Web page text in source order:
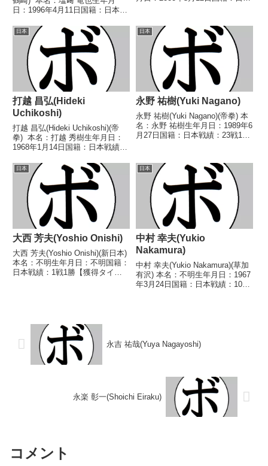
日：1996年4月11日国籍：日本戦
ル】なし 【戦歴】2016/07/18
○4R判定 2-0(40-37、39-38、3...
パーフェザー級新人王 【戦歴】
2018/07/15 ...
日本
打越 昌弘(Hideki
Uchikoshi)
打越 昌弘(Hideki Uchikoshi)(帝
拳) 本名：打越 秀樹生年月日：
1968年1月14日国籍：日本戦績：
イトル】1987年度全日本スーパ
ーバンタム級新人王 【戦歴】
1986/10...
日本
永野 祐樹(Yuki Nagano)
永野 祐樹(Yuki Nagano)(帝拳) 本
名：永野 祐樹生年月日：1989年6
月27日国籍：日本戦績：23戦19
人王第54代日本ウェルター級王
座 【戦歴】2012/0...
日本
大西 芳夫(Yoshio Onishi)
大西 芳夫(Yoshio Onishi)(新日本)
本名：不明生年月日：不明国籍：
日本戦績：1戦1勝【獲得タイト
日本
中村 幸夫(Yukio
Nakamura)
中村 幸夫(Yukio Nakamura)(草加
有沢) 本名：不明生年月日：1967
年3月24日国籍：日本戦績：10戦
永吉 祐哉(Yuya Nagayoshi)
永楽 彰一(Shoichi Eiraku)
コメント